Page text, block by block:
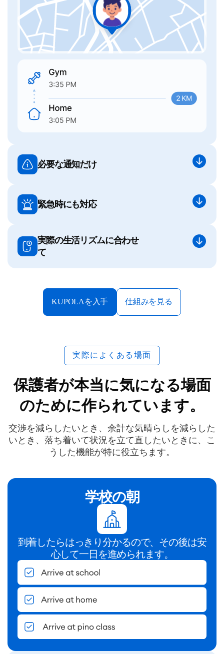
必要な通知だけ
緊急時にも対応
実際の生活リズムに合わせ
て
KUPOLAを入手 仕組みを見る
実際によくある場面
保護者が本当に気になる場面
のために作られています。
交渉を減らしたいとき、余計な気晴らしを減らした
いとき、落ち着いて状況を立て直したいときに、こ
うした機能が特に役立ちます。
学校の朝
到着したらはっきり分かるので、その後は安
心して一日を進められます。